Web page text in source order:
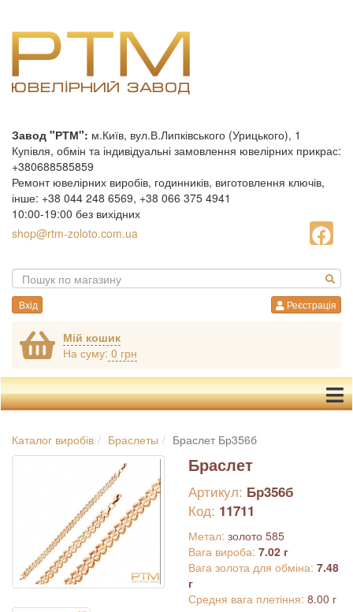
Завод "РТМ": м.Київ, вул.В.Липківського (Урицького), 1
Купівля, обмін та індивідуальні замовлення ювелірних прикрас:
+380688585859
Ремонт ювелірних виробів, годинників, виготовлення ключів,
інше: +38 044 248 6569, +38 066 375 4941
10:00-19:00 без вихідних
shop@rtm-zoloto.com.ua
Вхід Реєстрація
Мій кошик
На суму: 0 грн
Каталог виробів Браслеты Браслет Бр356б
Браслет
Артикул: Бр356б
Код: 11711
Метал: золото 585
Вага вироба: 7.02 г
Вага золота для обміна: 7.48
г
Средня вага плетіння: 8.00 г